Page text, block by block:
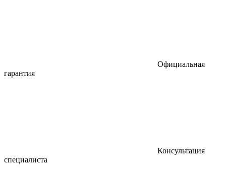
Официальная
гарантия
Консультация
специалиста